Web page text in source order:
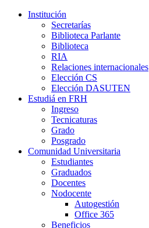
Institución
Secretarías
Biblioteca Parlante
Biblioteca
RIA
Relaciones internacionales
Elección CS
Elección DASUTEN
Estudiá en FRH
Ingreso
Tecnicaturas
Grado
Posgrado
Comunidad Universitaria
Estudiantes
Graduados
Docentes
Nodocente
Autogestión
Office 365
Beneficios